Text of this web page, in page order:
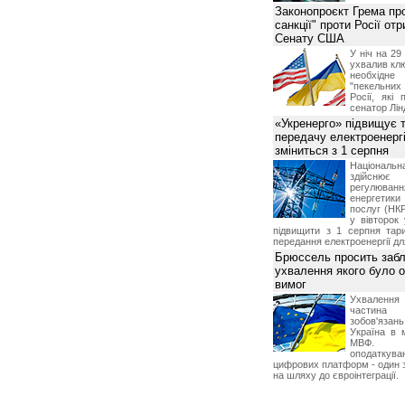
Законопроєкт Грема
санкції" проти Росії
Сенату США
У ніч на
ухвалив
Росії, які
сенатор
«Укренерго» підвищує
передачу
зміниться з 1 серпня
послуг
у вівторок
підвищити з 1 серпня
передання електроенергії
Брюссель просить
ухвалення якого було
вимог
Україна в
МВФ.
цифрових платформ - один з
на шляху до євроінтеграції.